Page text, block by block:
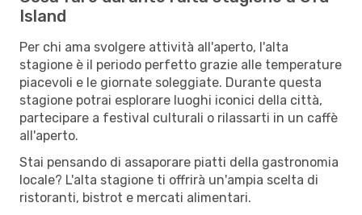
Island
Per chi ama svolgere attività all'aperto, l'alta
stagione è il periodo perfetto grazie alle temperature
piacevoli e le giornate soleggiate. Durante questa
stagione potrai esplorare luoghi iconici della città,
partecipare a festival culturali o rilassarti in un caffè
all'aperto.
Stai pensando di assaporare piatti della gastronomia
locale? L'alta stagione ti offrirà un'ampia scelta di
ristoranti, bistrot e mercati alimentari.